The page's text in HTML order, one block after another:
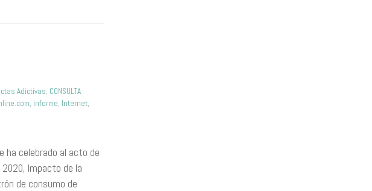
Adictivas, CONSULTA
, informe, Internet,
ha celebrado al acto de
2020, Impacto de la
de consumo de